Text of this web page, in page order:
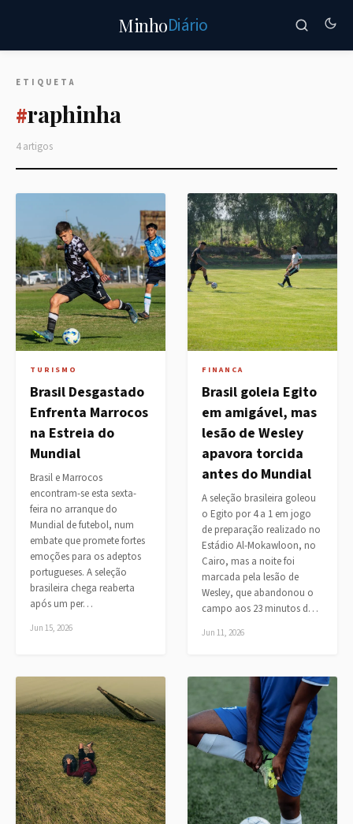
MinhoDiário
ETIQUETA
#raphinha
4 artigos
TURISMO
Brasil Desgastado
Enfrenta Marrocos
na Estreia do
Mundial
Brasil e Marrocos
encontram-se esta sexta-
feira no arranque do
Mundial de futebol, num
embate que promete fortes
emoções para os adeptos
portugueses. A seleção
brasileira chega reaberta
após um per…
Jun 15, 2026
FINANCA
Brasil goleia Egito
em amigável, mas
lesão de Wesley
apavora torcida
antes do Mundial
A seleção brasileira goleou
o Egito por 4 a 1 em jogo
de preparação realizado no
Estádio Al-Mokawloon, no
Cairo, mas a noite foi
marcada pela lesão de
Wesley, que abandonou o
campo aos 23 minutos d…
Jun 11, 2026